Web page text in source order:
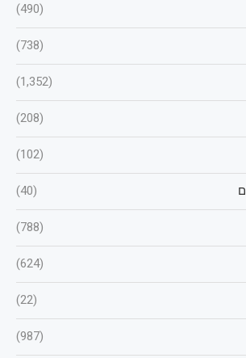
(490)
(738)
(1,352)
(208)
(102)
(40)
(788)
(624)
(22)
(987)